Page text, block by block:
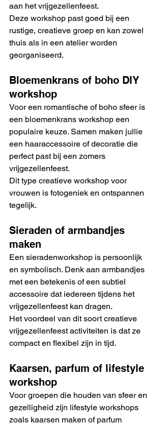
aan het vrijgezellenfeest.
Deze workshop past goed bij een
rustige, creatieve groep en kan zowel
thuis als in een atelier worden
georganiseerd.
Bloemenkrans of boho DIY
workshop
Voor een romantische of boho sfeer is
een bloemenkrans workshop een
populaire keuze. Samen maken jullie
een haaraccessoire of decoratie die
perfect past bij een zomers
vrijgezellenfeest.
Dit type creatieve workshop voor
vrouwen is fotogeniek en ontspannen
tegelijk.
Sieraden of armbandjes
maken
Een sieradenworkshop is persoonlijk
en symbolisch. Denk aan armbandjes
met een betekenis of een subtiel
accessoire dat iedereen tijdens het
vrijgezellenfeest kan dragen.
Het voordeel van dit soort creatieve
vrijgezellenfeest activiteiten is dat ze
compact en flexibel zijn in tijd.
Kaarsen, parfum of lifestyle
workshop
Voor groepen die houden van sfeer en
gezelligheid zijn lifestyle workshops
zoals kaarsen maken of parfum